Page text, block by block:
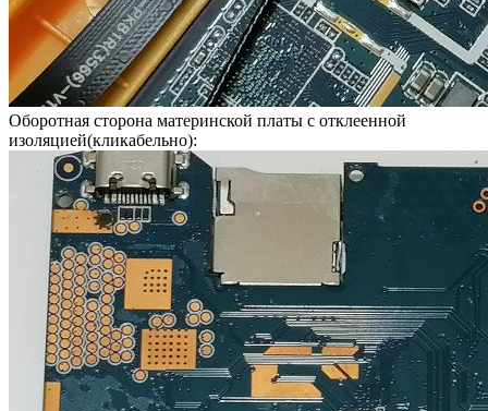
Оборотная сторона материнской платы с отклеенной
изоляцией(кликабельно):